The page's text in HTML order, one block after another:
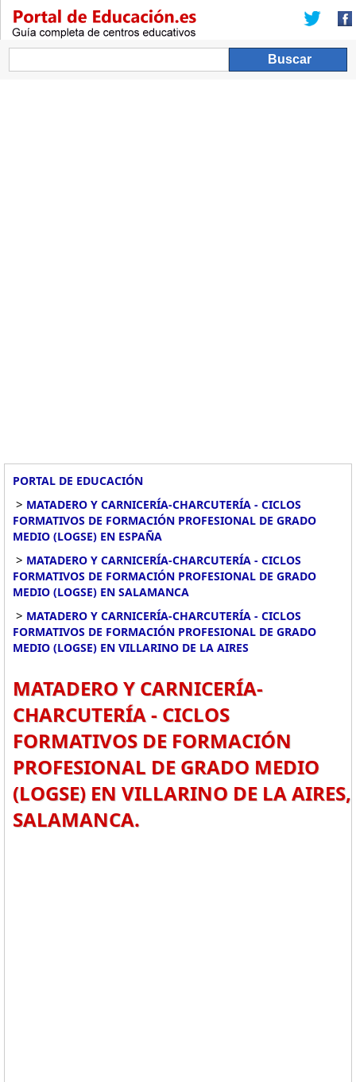
PORTAL DE EDUCACIÓN
> MATADERO Y CARNICERÍA-CHARCUTERÍA - CICLOS
FORMATIVOS DE FORMACIÓN PROFESIONAL DE GRADO
MEDIO (LOGSE) EN ESPAÑA
> MATADERO Y CARNICERÍA-CHARCUTERÍA - CICLOS
FORMATIVOS DE FORMACIÓN PROFESIONAL DE GRADO
MEDIO (LOGSE) EN SALAMANCA
> MATADERO Y CARNICERÍA-CHARCUTERÍA - CICLOS
FORMATIVOS DE FORMACIÓN PROFESIONAL DE GRADO
MEDIO (LOGSE) EN VILLARINO DE LA AIRES
MATADERO Y CARNICERÍA-
CHARCUTERÍA - CICLOS
FORMATIVOS DE FORMACIÓN
PROFESIONAL DE GRADO MEDIO
(LOGSE) EN VILLARINO DE LA AIRES,
SALAMANCA.